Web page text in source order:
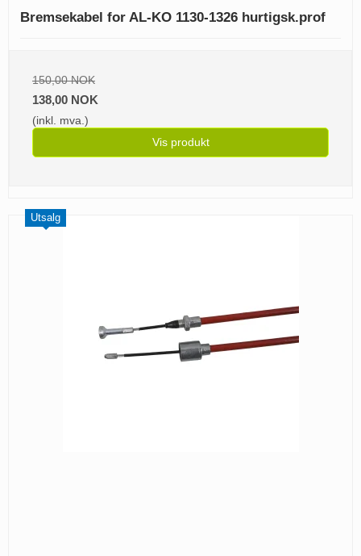
Bremsekabel for AL-KO 1130-1326 hurtigsk.prof
150,00 NOK
138,00 NOK
(inkl. mva.)
Vis produkt
Utsalg